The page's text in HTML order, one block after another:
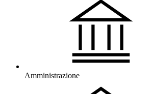
Amministrazione